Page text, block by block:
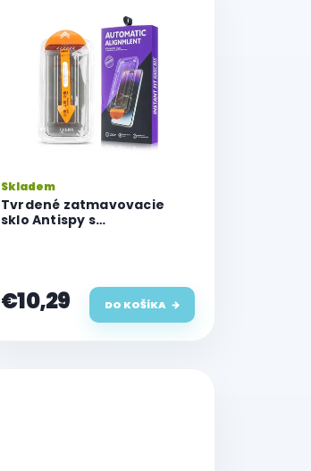
Tvrdené zatmavovacie
sklo Antispy s
Skladem
€10,29 DO KOŠÍKA